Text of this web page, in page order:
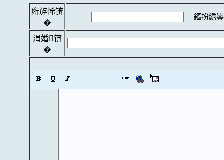
绗斿悕锛
�
鏂扮綉
涓婚锛
�